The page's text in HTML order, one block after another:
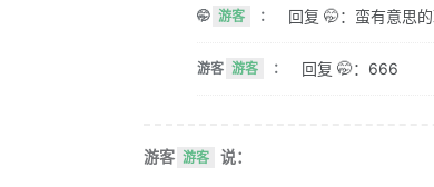
🤭 游客 ： 回复 🤭：蛮有意思
游客 游客 ： 回复 🤭：666
游客 游客 说：